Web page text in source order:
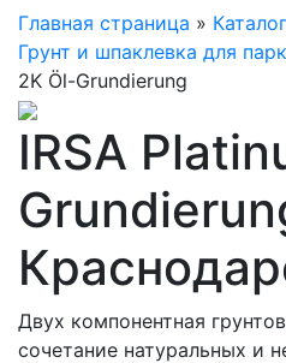
Главная страница »
Грунт и шпаклевка для
2K Öl-Grundierung
IRSA
Двух компонентная
сочетание натуральных и